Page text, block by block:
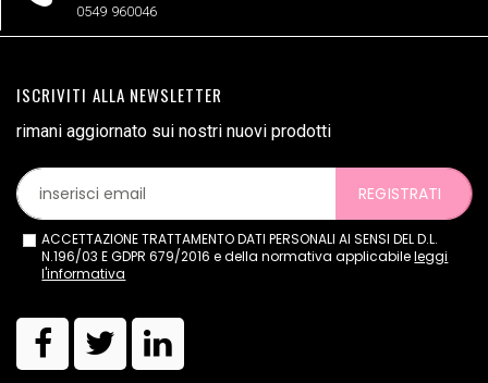
0549 960046
ISCRIVITI ALLA NEWSLETTER
rimani aggiornato sui nostri nuovi prodotti
REGISTRATI
ACCETTAZIONE TRATTAMENTO DATI PERSONALI AI SENSI DEL D.L.
N.196/03 E GDPR 679/2016 e della normativa applicabileleggi
l'informativa